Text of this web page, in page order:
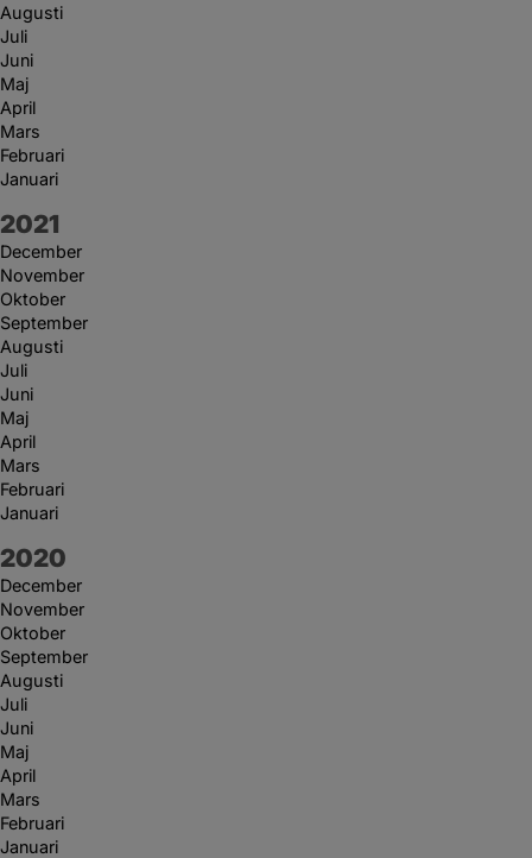
Augusti
Juli
Juni
Maj
April
Mars
Februari
Januari
År:
2021
December
November
Oktober
September
Augusti
Juli
Juni
Maj
April
Mars
Februari
Januari
År:
2020
December
November
Oktober
September
Augusti
Juli
Juni
Maj
April
Mars
Februari
Januari